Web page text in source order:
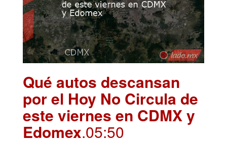
Qué autos descansan
por el Hoy No Circula de
este viernes en CDMX y
Edomex.05:50